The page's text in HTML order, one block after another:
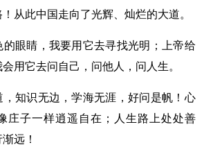
从此中国走向了光辉、灿烂的大道。
的眼睛，我要用它去寻找光明；上帝给
用它去问自己，问他人，问人生。
，知识无边，学海无涯，好问是帆！心
庄子一样逍遥自在；人生路上处处善
远！